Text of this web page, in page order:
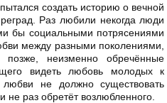
создать историю о вечной
Раз любили некогда люди
бы социальными потрясениями
между разными поколениями,
неизменно обречённые
видеть любовь молодых к
не должно существовать
раз обретёт возлюбленного.